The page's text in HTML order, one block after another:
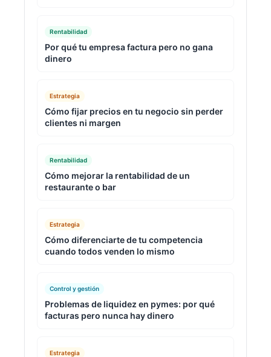
Rentabilidad
Por qué tu empresa factura pero no gana
dinero
Estrategia
Cómo fijar precios en tu negocio sin perder
clientes ni margen
Rentabilidad
Cómo mejorar la rentabilidad de un
restaurante o bar
Estrategia
Cómo diferenciarte de tu competencia
cuando todos venden lo mismo
Control y gestión
Problemas de liquidez en pymes: por qué
facturas pero nunca hay dinero
Estrategia